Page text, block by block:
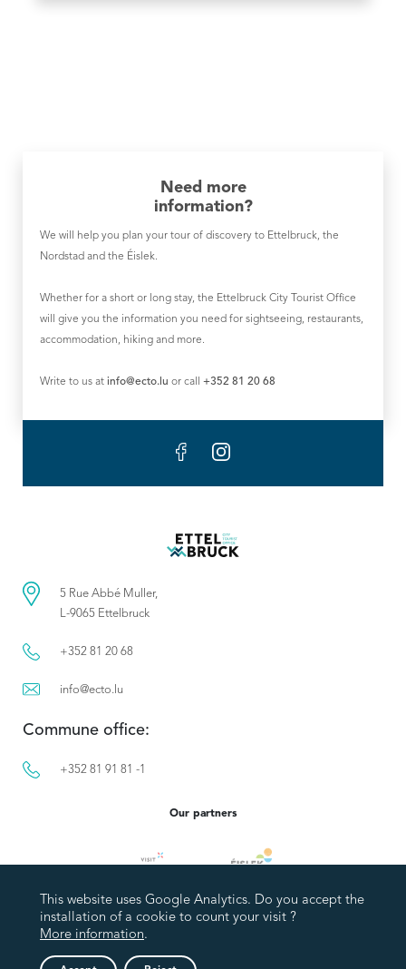
Need more
information?
We will help you plan your tour of discovery to Ettelbruck, the
Nordstad and the Éislek.
Whether for a short or long stay, the Ettelbruck City Tourist Office
will give you the information you need for sightseeing, restaurants,
accommodation, hiking and more.
Write to us at info@ecto.lu or call +352 81 20 68
5 Rue Abbé Muller,
L-9065 Ettelbruck
+352 81 20 68
info@ecto.lu
Commune office:
+352 81 91 81 -1
Our partners
Privacy policy
Accessibility statement
This website uses Google Analytics. Do you accept the
installation of a cookie to count your visit ?
More information.